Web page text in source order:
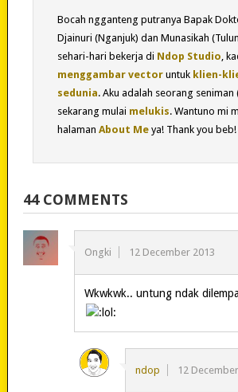
Bocah ngganteng putranya Bapak
Djainuri (Nganjuk) dan Munasikah
sehari-hari bekerja di Ndop Studio ,
menggambar vectoruntuk klien-
sedunia. Aku adalah seorang seniman
sekarang mulai melukis. Wantuno mi
halaman About Meya! Thank you beb!
44 COMMENTS
Ongki 12 December 2013
Wkwkwk.. untung ndak
ndop 12